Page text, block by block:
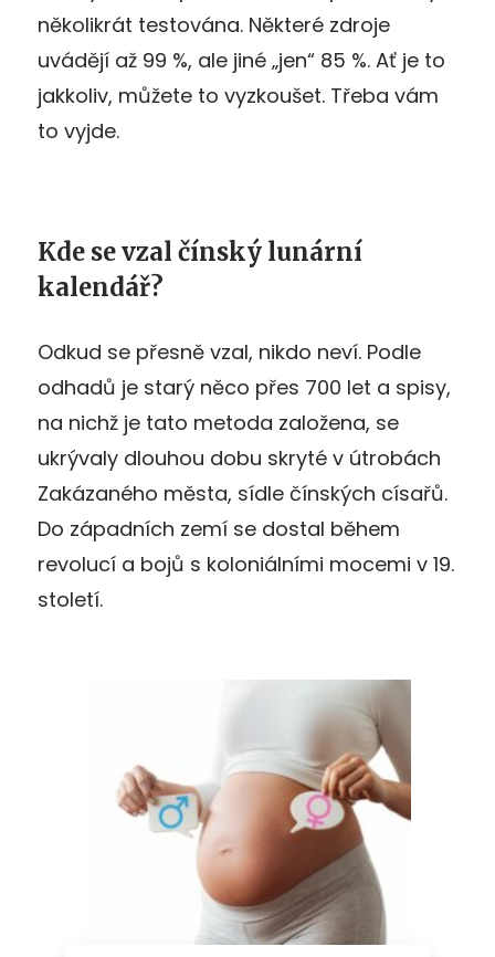
několikrát testována. Některé zdroje
uvádějí až 99 %, ale jiné „jen“ 85 %. Ať je to
jakkoliv, můžete to vyzkoušet. Třeba vám
to vyjde.
Kde se vzal čínský lunární
kalendář?
Odkud se přesně vzal, nikdo neví. Podle
odhadů je starý něco přes 700 let a spisy,
na nichž je tato metoda založena, se
ukrývaly dlouhou dobu skryté v útrobách
Zakázaného města, sídle čínských císařů.
Do západních zemí se dostal během
revolucí a bojů s koloniálními mocemi v 19.
století.